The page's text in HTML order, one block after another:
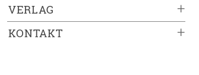
+
VERLAG
+
KONTAKT